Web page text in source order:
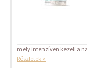
mely intenzíven kezeli a
Részletek »